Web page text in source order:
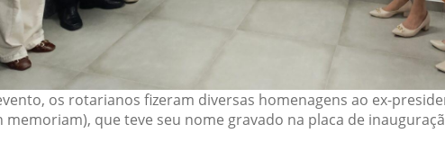
os rotarianos fizeram diversas homenagens ao ex-
memoriam), que teve seu nome gravado na placa de